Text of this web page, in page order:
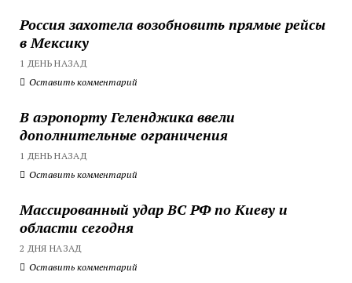
Россия захотела возобновить прямые рейсы
в Мексику
1 ДЕНЬ НАЗАД
Оставить комментарий
В аэропорту Геленджика ввели
дополнительные ограничения
1 ДЕНЬ НАЗАД
Оставить комментарий
Массированный удар ВС РФ по Киеву и
области сегодня
2 ДНЯ НАЗАД
Оставить комментарий